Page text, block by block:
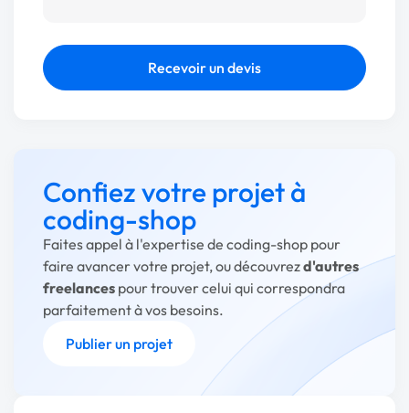
Recevoir un devis
Confiez votre projet à
coding-shop
Faites appel à l'expertise de coding-shop pour
faire avancer votre projet, ou découvrezd'autres
freelances pour trouver celui qui correspondra
parfaitement à vos besoins.
Publier un projet